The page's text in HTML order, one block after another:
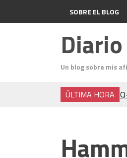
SOBRE EL BLOG
Un blog sobre mis
ÚLTIMA HORA